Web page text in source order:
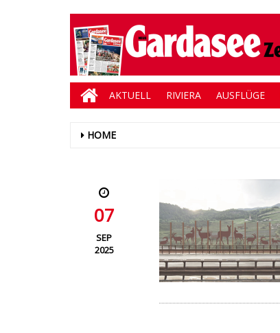
AKTUELL RIVIERA AUSFLÜGE
HOME
07
SEP
2025